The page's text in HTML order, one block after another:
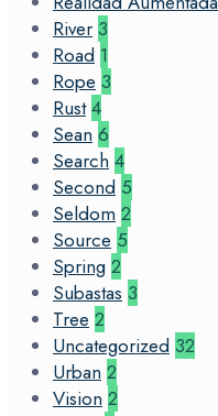
River 3
Road 1
Rope 3
Rust 4
Sean 6
Search 4
Second 5
Seldom 2
Source 5
Spring 2
Subastas 3
Tree 2
Uncategorized 32
Urban 2
Vision 2